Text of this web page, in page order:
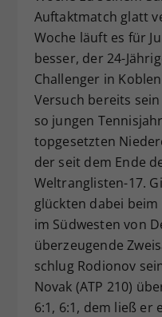
Auftaktmatch glatt
Woche läuft es für
besser, der 24-
Challenger in
Versuch bereits
so jungen
topgesetzten
der seit dem Ende
Weltranglisten-17.
glückten dabei
im Südwesten von
überzeugende
schlug Rodionov
Novak (ATP 210)
6:1, 6:1, dem ließ er
Zweck
Dieser
zufällig
hat.